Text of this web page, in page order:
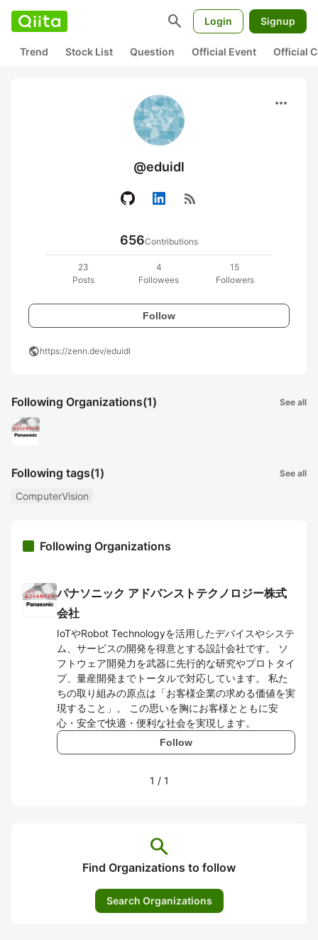
search Login Signup
Trend Stock List Question Official Event Official
more_horiz
@eduidl
rss_feed
656Contributions
23
Posts
4
Followees
15
Followers
Follow
publichttps://zenn.dev/eduidl
Following Organizations(1) See all
Following tags(1) See all
ComputerVision
Following Organizations
パナソニック アドバンストテクノロジー株式
会社
IoTやRobot Technologyを活用したデバイスやシステ
ム、サービスの開発を得意とする設計会社です。 ソ
フトウェア開発力を武器に先行的な研究やプロトタイ
プ、量産開発までトータルで対応しています。 私た
ちの取り組みの原点は「お客様企業の求める価値を実
現すること」。 この思いを胸にお客様とともに安
心・安全で快適・便利な社会を実現します。
Follow
1 / 1
search
Find Organizations to follow
Search Organizations